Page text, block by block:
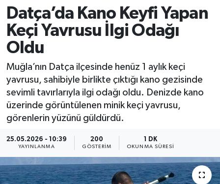
Datça’da Kano Keyfi Yapan
Keçi Yavrusu İlgi Odağı
Oldu
Muğla’nın Datça ilçesinde henüz 1 aylık keçi
yavrusu, sahibiyle birlikte çıktığı kano gezisinde
sevimli tavırlarıyla ilgi odağı oldu. Denizde kano
üzerinde görüntülenen minik keçi yavrusu,
görenlerin yüzünü güldürdü.
25.05.2026 - 10:39
YAYINLANMA
200
GÖSTERIM
1 DK
OKUNMA SÜRESI
Magazin
Muğla Haber
Siyaset
Muğla Trafik Yoğunluk Haritası
Süper Lig Puan Durumu ve Fikstür
Tüm Manşetler
Son Dakika Haberleri
Haber Arşivi